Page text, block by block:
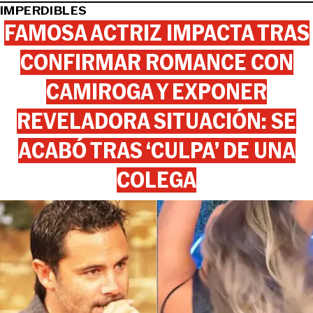
IMPERDIBLES
FAMOSA ACTRIZ IMPACTA TRAS
CONFIRMAR ROMANCE CON
CAMIROGA Y EXPONER
REVELADORA SITUACIÓN: SE
ACABÓ TRAS ‘CULPA’ DE UNA
COLEGA